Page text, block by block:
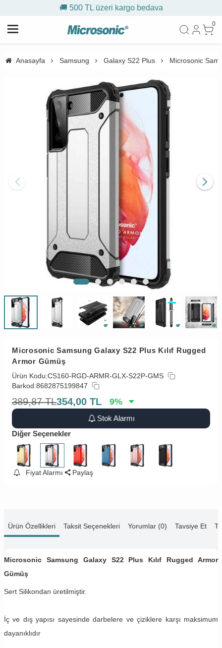
🚚 500 TL üzeri kargo bedava
0
Anasayfa Samsung Galaxy S22 Plus Microsonic
Microsonic Samsung Galaxy S22 Plus Kılıf Rugged
Armor Gümüş
Ürün Kodu:CS160-RGD-ARMR-GLX-S22P-GMS
Barkod:8682875199847
389,87 TL354,00 TL 9%
Stok Alarmı
Diğer Seçenekler
Fiyat Alarmı Paylaş
Ürün Özellikleri Taksit Seçenekleri Yorumlar (0) Tavsiye Et
Microsonic Samsung Galaxy S22 Plus Kılıf Rugged Armor
Gümüş
Sert Silikondan üretilmiştir.
İç ve dış yapısı sayesinde darbelere ve çiziklere karşı maksimum
dayanıklıdır